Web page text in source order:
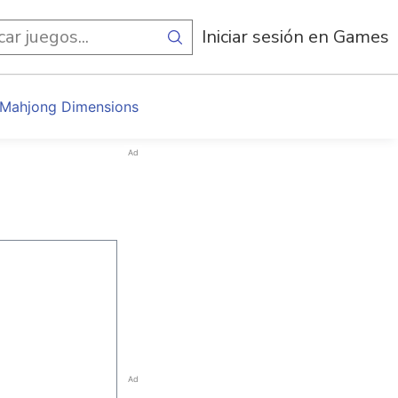
Iniciar sesión en Games
Dimensions
Ad
Ad